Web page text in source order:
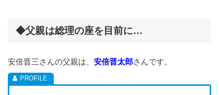
◆父親は総理の座を目前に…
安倍晋三さんの父親は、 安倍晋太郎さんです。